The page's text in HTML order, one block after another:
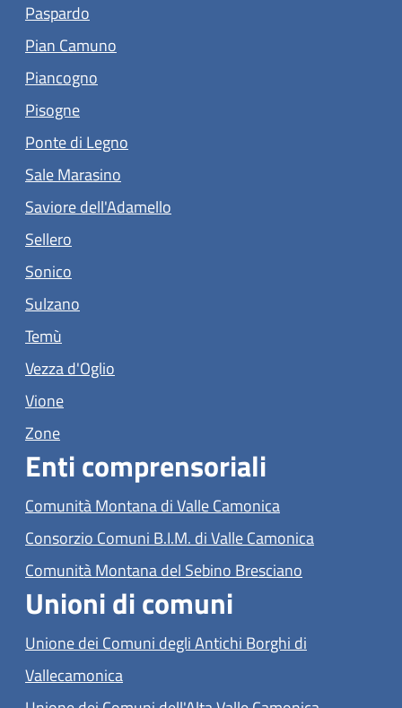
Paspardo
Pian Camuno
Piancogno
Pisogne(apre in un'altra scheda).
Ponte di Legno
Sale Marasino
Saviore dell'Adamello
Sellero
Sonico
Sulzano
Temù
Vezza d'Oglio
Vione(apre in un'altra scheda).
Zone(apre in un'altra scheda).
Enti comprensoriali
Comunità Montana di Valle Camonica
Consorzio Comuni B.I.M. di Valle Camonica
Comunità Montana del Sebino Bresciano
Unioni di comuni
Unione dei Comuni degli Antichi Borghi di
Vallecamonica